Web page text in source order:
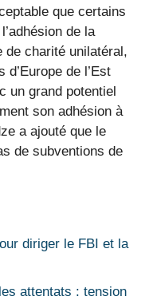
que certains
de la
de charité unilatéral,
de l’Est
un grand potentiel
son adhésion à
a ajouté que le
de subventions de
diriger le FBI et la
attentats : tension